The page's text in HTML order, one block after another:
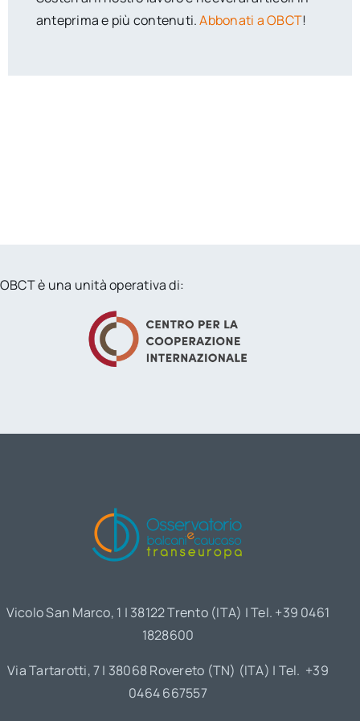
anteprima e più contenuti.Abbonati a OBCT!
OBCT è una unità operativa di:
Vicolo San Marco, 1 | 38122 Trento (ITA) | Tel. +39 0461
1828600
Via Tartarotti, 7 | 38068 Rovereto (TN) (ITA) | Tel. +39
0464 667557